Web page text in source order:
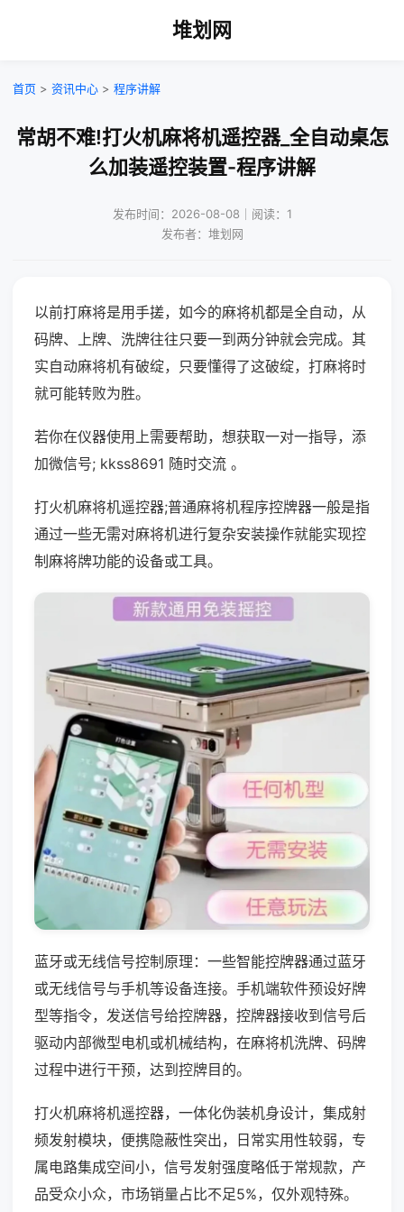
堆划网
首页 > 资讯中心 > 程序讲解
常胡不难!打火机麻将机遥控器_全自动桌怎
么加装遥控装置-程序讲解
发布时间：2026-08-08｜阅读：1
发布者：堆划网
以前打麻将是用手搓，如今的麻将机都是全自动，从
码牌、上牌、洗牌往往只要一到两分钟就会完成。其
实自动麻将机有破绽，只要懂得了这破绽，打麻将时
就可能转败为胜。
若你在仪器使用上需要帮助，想获取一对一指导，添
加微信号; kkss8691 随时交流 。
打火机麻将机遥控器;普通麻将机程序控牌器一般是指
通过一些无需对麻将机进行复杂安装操作就能实现控
制麻将牌功能的设备或工具。
蓝牙或无线信号控制原理：一些智能控牌器通过蓝牙
或无线信号与手机等设备连接。手机端软件预设好牌
型等指令，发送信号给控牌器，控牌器接收到信号后
驱动内部微型电机或机械结构，在麻将机洗牌、码牌
过程中进行干预，达到控牌目的。
打火机麻将机遥控器，一体化伪装机身设计，集成射
频发射模块，便携隐蔽性突出，日常实用性较弱，专
属电路集成空间小，信号发射强度略低于常规款，产
品受众小众，市场销量占比不足5%，仅外观特殊。